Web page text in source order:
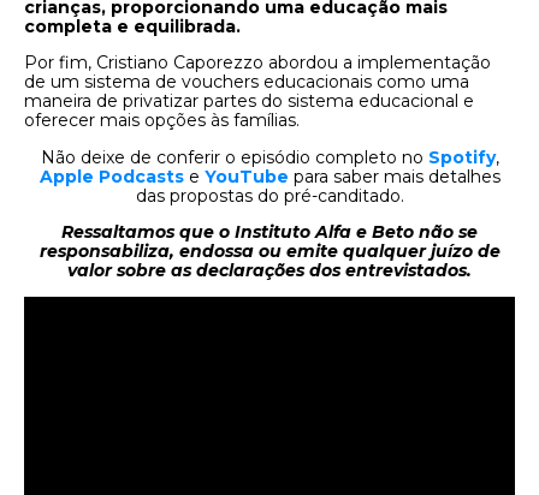
crianças, proporcionando uma educação mais
completa e equilibrada.
Por fim, Cristiano Caporezzo abordou a implementação
de um sistema de vouchers educacionais como uma
maneira de privatizar partes do sistema educacional e
oferecer mais opções às famílias.
Não deixe de conferir o episódio completo no Spotify,
Apple Podcastse YouTube para saber mais detalhes
das propostas do pré-canditado.
Ressaltamos que o Instituto Alfa e Beto não se
responsabiliza, endossa ou emite qualquer juízo de
valor sobre as declarações dos entrevistados.